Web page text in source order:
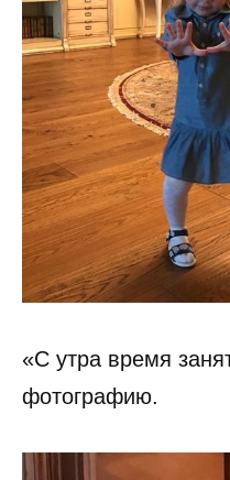
«С утра время
фотографию.